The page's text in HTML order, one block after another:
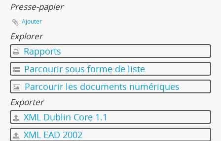
Presse-papier
Ajouter
Explorer
Rapports
Parcourir sous forme de liste
Parcourir les documents numériques
Exporter
XML Dublin Core 1.1
XML EAD 2002